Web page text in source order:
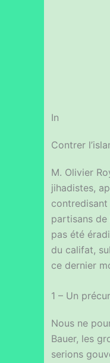
In
Contrer
M. Olivier
jihadistes,
contredisant
partisans de
pas été
du califat,
ce dernier
1 – Un
Nous ne
Bauer, les
serions